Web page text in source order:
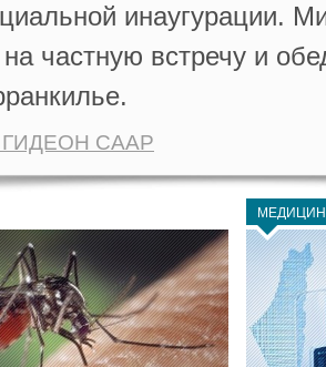
инаугурации.
частную встречу и
ГИДЕОН СААР